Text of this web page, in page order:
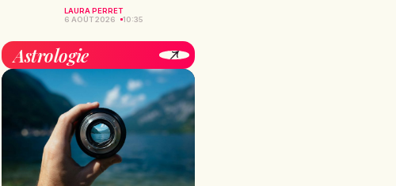
LAURA PERRET
6 AOÛT 2026
10:35
Astrologie